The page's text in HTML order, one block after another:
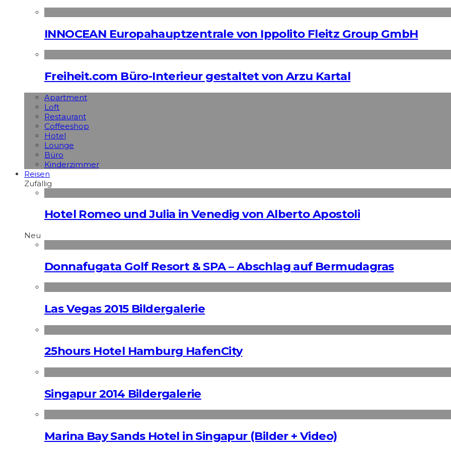
INNOCEAN Europahauptzentrale von Ippolito Fleitz Group GmbH
Freiheit.com Büro-Interieur gestaltet von Arzu Kartal
Apart­ment
Loft
Restaurant
Coffeeshop
Hotel
Lounge
Büro
Kinderzimmer
Reisen
Zufällig
Hotel Romeo und Julia in Venedig von Alberto Apostoli
Neu
Donnafugata Golf Resort & SPA – Abschlag auf Bermudagras
Las Vegas 2015 Bildergalerie
25hours Hotel Hamburg HafenCity
Singapur 2014 Bildergalerie
Marina Bay Sands Hotel in Singapur (Bilder + Video)